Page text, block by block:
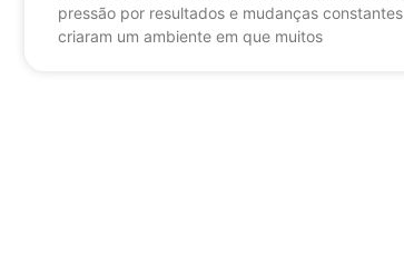
pressão por resultados e mudanças constantes
criaram um ambiente em que muitos